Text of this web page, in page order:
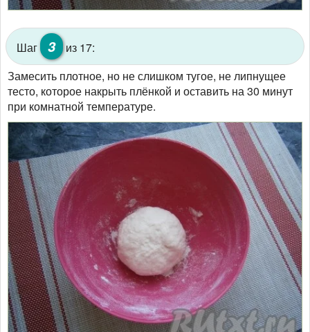
Шаг 3
из 17:
Замесить плотное, но не слишком тугое, не липнущее
тесто, которое накрыть плёнкой и оставить на 30 минут
при комнатной температуре.